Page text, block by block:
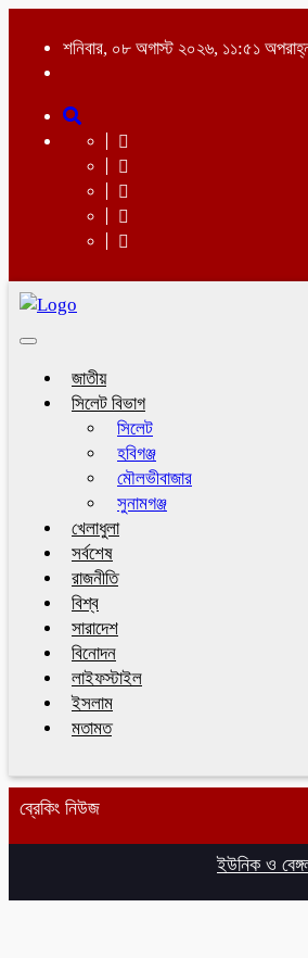
শনিবার, ০৮ অগাস্ট ২০২৬, ১১:৫১
Toggle
জাতীয়
সিলেট বিভাগ
সিলেট
হবিগঞ্জ
মৌলভীবাজার
সুনামগঞ্জ
খেলাধুলা
সর্বশেষ
রাজনীতি
বিশ্ব
সারাদেশ
বিনোদন
লাইফস্টাইল
ইসলাম
মতামত
ব্রেকিং নিউজ
ইউনিক ও বেঙ্গল